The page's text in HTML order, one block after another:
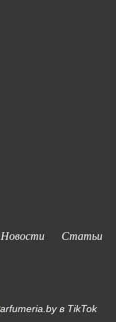
Новости
Статьи